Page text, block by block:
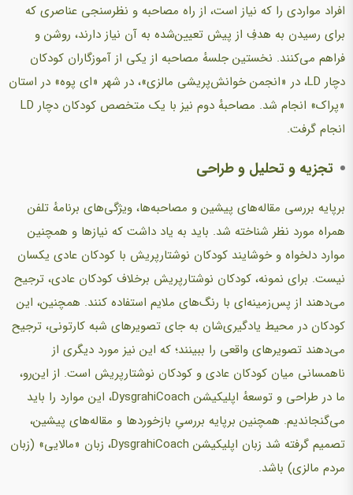
افراد مواردی را که نیاز است، از راه مصاحبه و نظرسنجی عناصری که
برای رسیدن به هدفِ از پیش تعیین‌شده به آن نیاز دارند، روشن و
فراهم می‌کنند. نخستین جلسهٔ مصاحبه از یکی از آموزگاران کودکان
دچار LD، در «انجمن خوانش‌پریشی مالزی»، در شهر «ای پوه» در استان
«پراک» انجام شد. مصاحبهٔ دوم نیز با یک متخصص کودکان دچار LD
انجام گرفت.
تجزیه و تحلیل و طراحی
برپایه بررسی مقاله‌های پیشین و مصاحبه‌ها، ویژگی‌های برنامهٔ تلفن
همراه مورد نظر شناخته شد. باید به یاد داشت که نیازها و همچنین
موارد دلخواه و خوشایند کودکان نوشتارپریش با کودکان عادی یکسان
نیست. برای نمونه، کودکان نوشتارپریش برخلاف کودکان عادی، ترجیح
می‌دهند از پس‌زمینه‌ای با رنگ‌های ملایم استفاده کنند. همچنین، این
کودکان در محیط یادگیری‌شان به جای تصویرهای شبه کارتونی، ترجیح
می‌دهند تصویرهای واقعی را ببینند؛ که این نیز مورد دیگری از
ناهمسانی میان کودکان عادی و کودکان نوشتارپریش است. از این‌رو،
ما در طراحی و توسعهٔ اپلیکیشن DysgrahiCoach، این موارد را باید
می‌گنجاندیم. همچنین برپایه بررسیِ بازخوردها و مقاله‌های پیشین،
تصمیم گرفته شد زبان اپلیکیشن DysgrahiCoach، زبان «مالایی» (زبان
مردم مالزی) باشد.